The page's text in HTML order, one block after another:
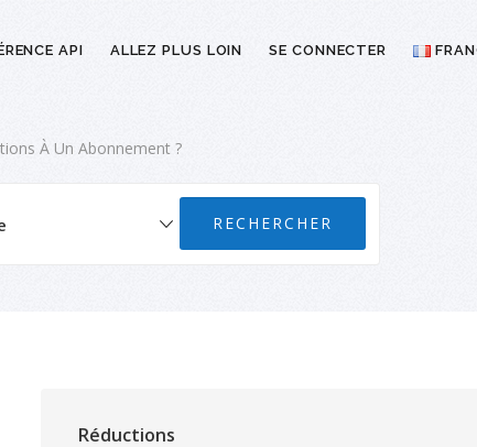
API ALLEZ PLUS LOIN SE CONNECTER
À Un Abonnement ?
Réductions